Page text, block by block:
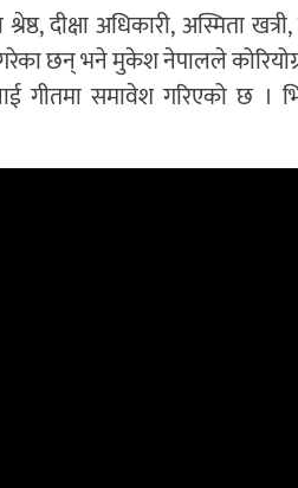
दीक्षा अधिकारी, अस्मिता
छन् भने मुकेश नेपालले
गीतमा समावेश गरिएको छ ।